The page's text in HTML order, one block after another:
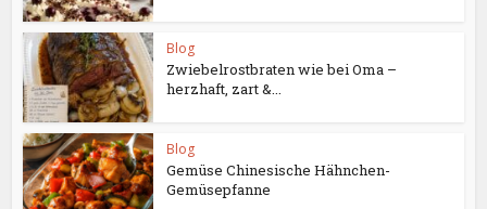
Blog
Zwiebelrostbraten wie bei Oma –
herzhaft, zart &...
Blog
Gemüse Chinesische Hähnchen-
Gemüsepfanne